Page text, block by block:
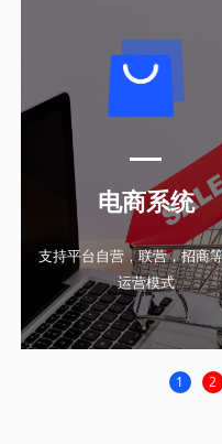
电商系统
支持平台自营，联营，招商
运营模式
1 2